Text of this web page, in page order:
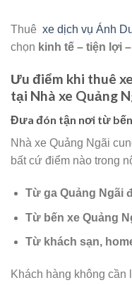
Thuê xe dịch vụ Ánh
chọn kinh tế – tiện lợi
Ưu điểm khi thuê
tại Nhà xe Quảng
Đưa đón tận nơi từ bến
Nhà xe Quảng Ngãi
bất cứ điểm nào trong
Từ ga Quảng Ngãi
Từ bến xe Quảng
Từ khách sạn,
Khách hàng không